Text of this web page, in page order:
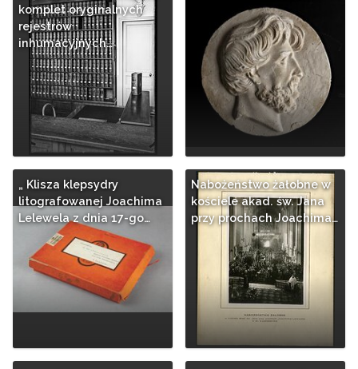
komplet oryginalnych
rejestrów
inhumacyjnych…
„ Klisza klepsydry
litografowanej Joachima
Lelewela z dnia 17-go…
Nabożeństwo żałobne w
kościele akad. św. Jana
przy prochach Joachima…